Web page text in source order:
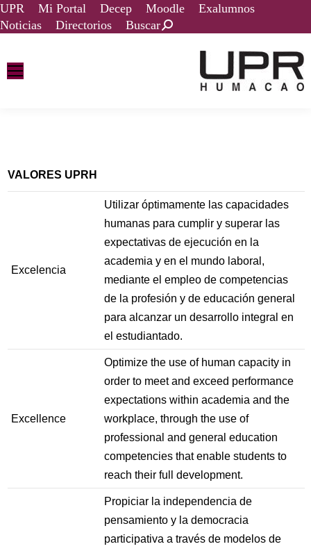
UPR Mi Portal Decep Moodle
Exalumnos
Noticias
Directorios Buscar
VALORES UPRH
Excelencia
Utilizar óptimamente las capacidades
humanas para cumplir y superar las
expectativas de ejecución en la
academia y en el mundo laboral,
mediante el empleo de competencias
de la profesión y de educación general
para alcanzar un desarrollo integral en
el estudiantado.
Excellence
Optimize the use of human capacity in
order to meet and exceed performance
expectations within academia and the
workplace, through the use of
professional and general education
competencies that enable students to
reach their full development.
Propiciar la independencia de
pensamiento y la democracia
participativa a través de modelos de